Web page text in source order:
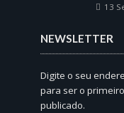
13
NEWSLETTER
Digite o seu
para ser o
publicado.